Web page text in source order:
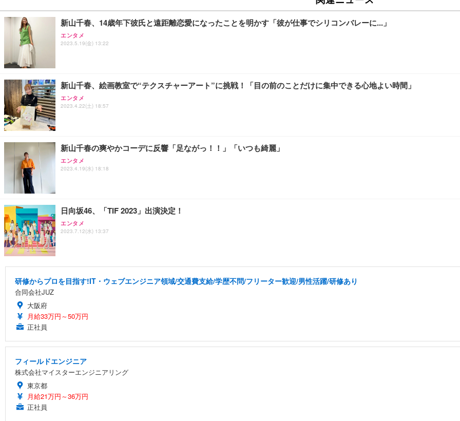
新山千春、14歳年下彼氏と遠距離恋愛になったことを明かす「彼が仕事でシリコンバレーに...」
エンタメ
2023.5.19(金) 13:22
新山千春、絵画教室で“テクスチャーアート”に挑戦！「目の前のことだけに集中できる心地よい時間」
エンタメ
2023.4.22(土) 18:57
新山千春の爽やかコーデに反響「足ながっ！！」「いつも綺麗」
エンタメ
2023.4.19(水) 18:18
日向坂46、「TIF 2023」出演決定！
エンタメ
2023.7.12(水) 13:37
研修からプロを目指す!IT・ウェブエンジニア領域/交通費支給/学歴不問/フリーター歓迎/男性活躍/研修あり
合同会社JUZ
大阪府
月給33万円～50万円
正社員
フィールドエンジニア
株式会社マイスターエンジニアリング
東京都
月給21万円～36万円
正社員